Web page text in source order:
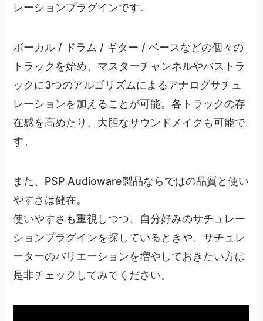
レーションプラグインです。
ボーカル / ドラム / ギター / ベースなどの個々の
トラックを始め、マスターチャンネルやバストラ
ックに3つのアルゴリズムによるアナログサチュ
レーションを加えることが可能。各トラックの存
在感を高めたり、大胆なサウンドメイクも可能で
す。
また、PSP Audioware製品ならではの品質と使い
やすさは健在。
使いやすさも重視しつつ、自分好みのサチュレー
ションプラグインを探しているときや、サチュレ
ーターのバリエーションを増やしておきたい方は
是非チェックしてみてください。